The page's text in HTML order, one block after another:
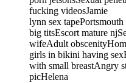
fucking videosJamie
lynn sex
big titsEscort mature
wifeAdult
girls in bikini having
with small breastAngry
picHelena